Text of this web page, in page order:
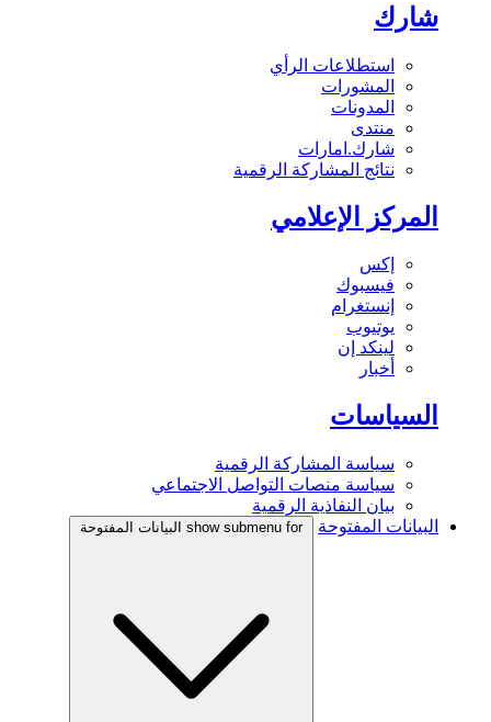
شارك
استطلاعات الرأي
المشورات
المدونات
منتدى
شارك.امارات
نتائج المشاركة الرقمية
المركز الإعلامي
إكس
فيسبوك
إنستغرام
يوتيوب
لينكد إن
أخبار
السياسات
سياسة المشاركة الرقمية
سياسة منصات التواصل الاجتماعي
بيان النفاذية الرقمية
البيانات المفتوحة
show submenu for البيانات المفتوحة